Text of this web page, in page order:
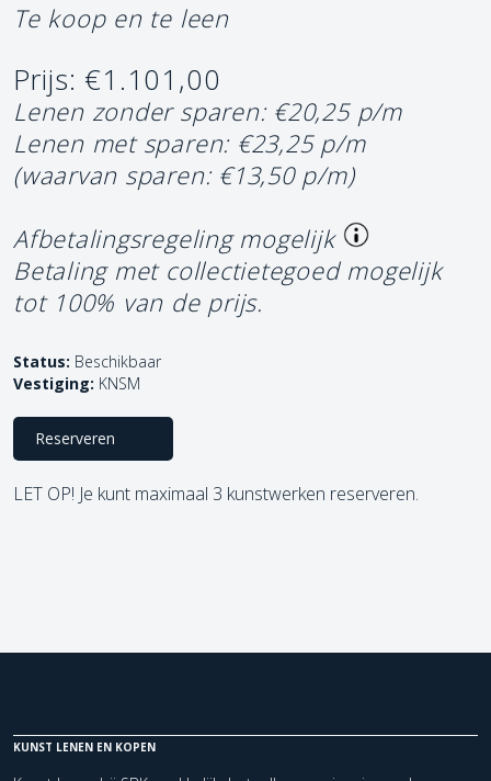
Te koop en te leen
Prijs: €1.101,00
Lenen zonder sparen: €20,25 p/m
Lenen met sparen: €23,25 p/m
(waarvan sparen: €13,50 p/m)
Afbetalingsregeling mogelijk
Betaling met collectietegoed mogelijk
tot 100% van de prijs.
Status: Beschikbaar
Vestiging: KNSM
Reserveren
LET OP! Je kunt maximaal 3 kunstwerken reserveren.
KUNST LENEN EN KOPEN